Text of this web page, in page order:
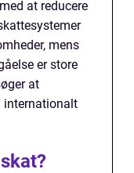
at reducere
mens
er store
at
internationalt